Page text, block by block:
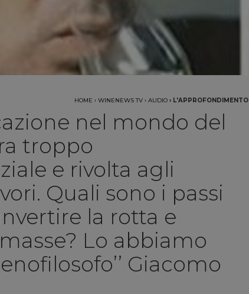
HOME › WINENEWS TV › AUDIO › L'APPROFONDIMENTO
nel mondo del
troppo
e rivolta agli
Quali sono i passi
la rotta e
Lo abbiamo
Giacomo